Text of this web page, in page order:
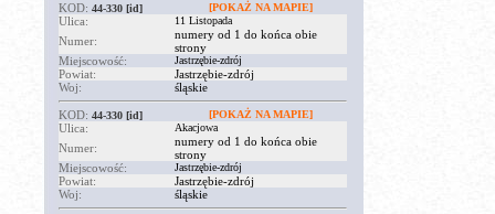
KOD: 44-330 [id] [POKAŻ NA MAPIE]
Ulica: 11 Listopada
Numer:
numery od 1 do końca obie
strony
Miejscowość:
Jastrzębie-zdrój
Powiat:
Jastrzębie-zdrój
Woj:
śląskie
KOD: 44-330 [id] [POKAŻ NA MAPIE]
Ulica: Akacjowa
Numer:
numery od 1 do końca obie
strony
Miejscowość:
Jastrzębie-zdrój
Powiat:
Jastrzębie-zdrój
Woj:
śląskie